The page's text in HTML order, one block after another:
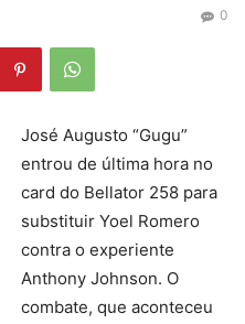
0
José Augusto “Gugu”
entrou de última hora no
card do Bellator 258 para
substituir Yoel Romero
contra o experiente
Anthony Johnson. O
combate, que aconteceu